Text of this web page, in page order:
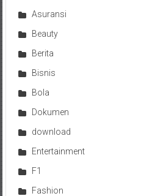
Asuransi
Beauty
Berita
Bisnis
Bola
Dokumen
download
Entertainment
F1
Fashion